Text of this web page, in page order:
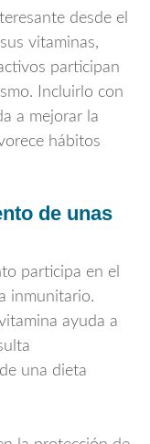
desde el
vitaminas,
participan
Incluirlo con
a mejorar la
hábitos
de unas
participa en el
inmunitario.
ayuda a
una dieta